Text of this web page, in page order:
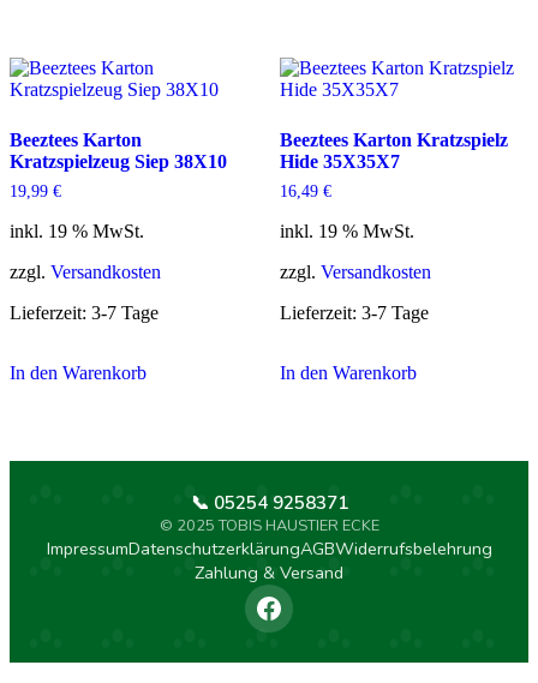
Beeztees Karton
Kratzspielzeug Siep 38X10
19,99 €
inkl. 19 % MwSt.
zzgl. Versandkosten
Lieferzeit: 3-7 Tage
In den Warenkorb
Beeztees Karton Kratzspielz
Hide 35X35X7
16,49 €
inkl. 19 % MwSt.
zzgl. Versandkosten
Lieferzeit: 3-7 Tage
In den Warenkorb
ImpressumDatenschutzerklärungAGBWiderrufsbelehrung
Zahlung & Versand
📞 05254 9258371
© 2025 TOBIS HAUSTIER ECKE